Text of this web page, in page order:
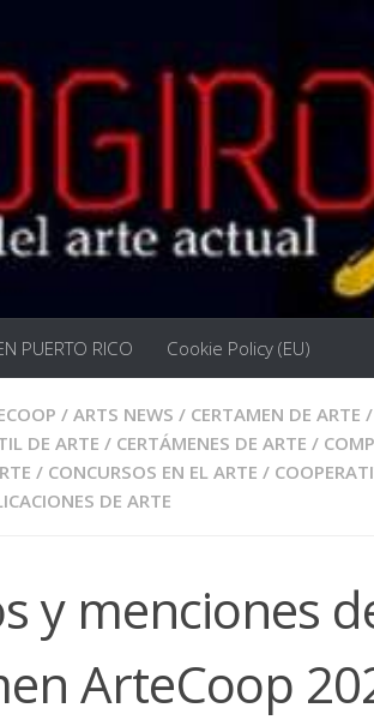
PUERTO RICO Cookie Policy (EU)
/ ARTS NEWS / CERTAMEN DE ARTE /
DE ARTE / CERTÁMENES DE ARTE /
/ CONCURSOS EN EL ARTE /
DE ARTE
y menciones
ArteCoop